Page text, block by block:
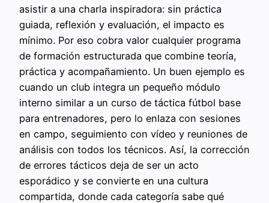
asistir a una charla inspiradora: sin práctica
guiada, reflexión y evaluación, el impacto es
mínimo. Por eso cobra valor cualquier programa
de formación estructurada que combine teoría,
práctica y acompañamiento. Un buen ejemplo es
cuando un club integra un pequeño módulo
interno similar a un curso de táctica fútbol base
para entrenadores, pero lo enlaza con sesiones
en campo, seguimiento con vídeo y reuniones de
análisis con todos los técnicos. Así, la corrección
de errores tácticos deja de ser un acto
esporádico y se convierte en una cultura
compartida, donde cada categoría sabe qué